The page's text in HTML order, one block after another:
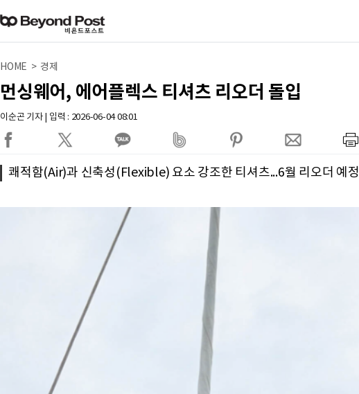
HOME > 경제
먼싱웨어, 에어플렉스 티셔츠 리오더 돌입
이순곤 기자 | 입력 : 2026-06-04 08:01
쾌적함(Air)과 신축성(Flexible) 요소 강조한 티셔츠...6월 리오더 예정